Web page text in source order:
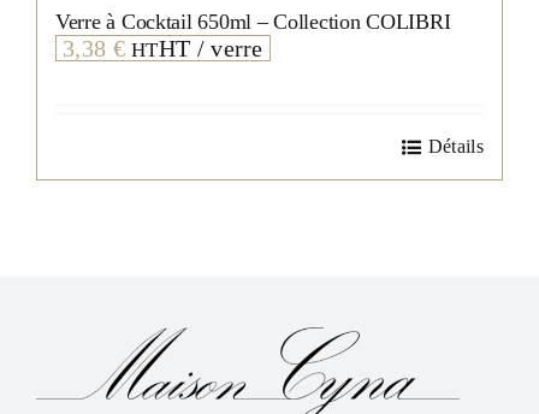
Verre à Cocktail 650ml – Collection COLIBRI
3,38 € HTHT / verre
Détails